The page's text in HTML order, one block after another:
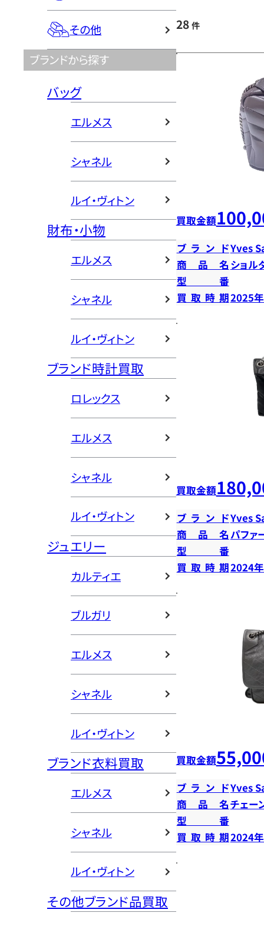
その他
ブランドから探す
バッグ
エルメス
シャネル
ルイ・ヴィトン
財布・小物
エルメス
シャネル
ルイ・ヴィトン
ブランド時計買取
ロレックス
エルメス
シャネル
ルイ・ヴィトン
ジュエリー
カルティエ
ブルガリ
エルメス
シャネル
ルイ・ヴィトン
ブランド衣料買取
エルメス
シャネル
ルイ・ヴィトン
その他ブランド品買取
28 件
買取金額
ブランドYves
商品名 ショル
型番
買取時期2025
買取金額
ブランドYves
商品名パファ
型番
買取時期2024
買取金額
ブランドYves
商品名チェー
型番
買取時期2024